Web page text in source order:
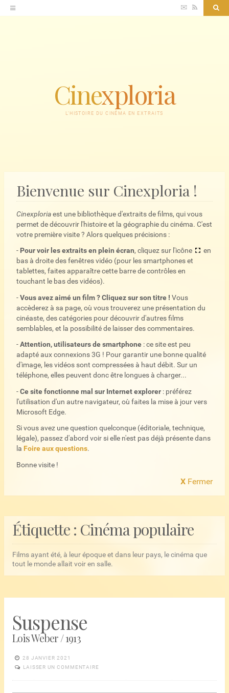
Accéder
au
✉ RSS
Cinexploria
L'HISTOIRE DU CINÉMA EN EXTRAITS
Bienvenue sur Cinexploria !
Cinexploriaest une bibliothèque d'extraits de films, qui vous
permet de découvrir l'histoire et la géographie du cinéma. C'est
votre première visite ? Alors quelques précisions :
- Pour voir les extraits en plein écran, cliquez sur l'icône
en
bas à droite des fenêtres vidéo (pour les smartphones et
tablettes, faites apparaître cette barre de contrôles en
touchant le bas des vidéos).
-Vous avez aimé un film ? Cliquez sur son titre ! Vous
accèderez à sa page, où vous trouverez une présentation du
cinéaste, des catégories pour découvrir d'autres films
semblables, et la possibilité de laisser des commentaires.
-Attention, utilisateurs de smartphone : ce site est peu
adapté aux connexions 3G ! Pour garantir une bonne qualité
d'image, les vidéos sont compressées à haut débit. Sur un
téléphone, elles peuvent donc être longues à charger...
-Ce site fonctionne mal sur Internet explorer : préférez
l'utilisation d'un autre navigateur, où faites la mise à jour vers
Microsoft Edge.
Si vous avez une question quelconque (éditoriale, technique,
légale), passez d'abord voir si elle n'est pas déjà présente dans
la Foire aux questions.
Bonne visite !
X Fermer
Étiquette : Cinéma populaire
Films ayant été, à leur époque et dans leur pays, le cinéma que
tout le monde allait voir en salle.
Suspense
Lois Weber / 1913
28 JANVIER 2021
LAISSER UN COMMENTAIRE